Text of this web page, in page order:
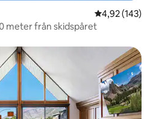
4,92 av 5 i
4,92 (143)
meter från skidspåret